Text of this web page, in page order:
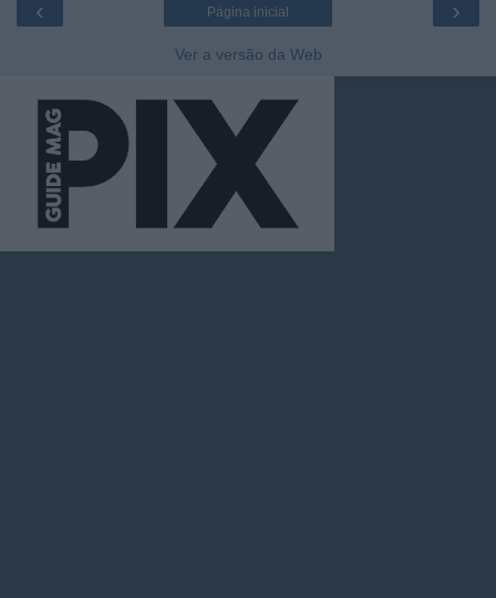
‹ ›
Página inicial
Ver a versão da Web